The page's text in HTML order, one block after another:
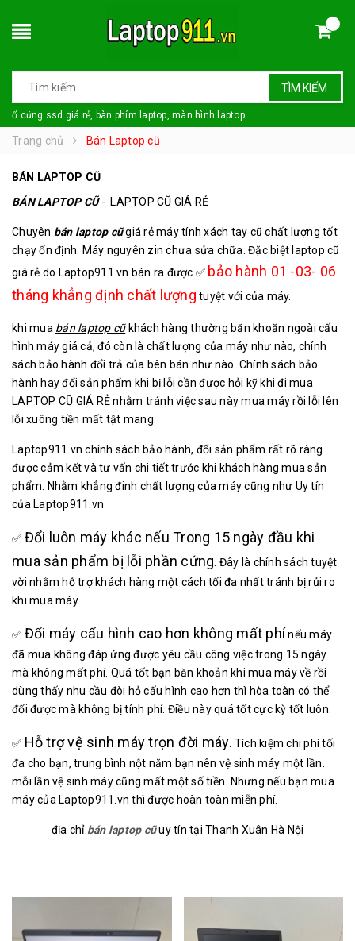
TÌM KIẾM
ổ cứng ssd giá rẻ, bàn phím laptop, màn hình laptop
Trang chủ Bán Laptop cũ
BÁN LAPTOP CŨ
BÁN LAPTOP CŨ- LAPTOP CŨ GIÁ RẺ
Chuyên bán laptop cũgiá rẻ máy tính xách tay cũ chất lượng tốt
chạy ổn định. Máy nguyên zin chưa sửa chữa. Đặc biệt laptop cũ
giá rẻ do Laptop911.vn bán ra được ✅ bảo hành 01 -03- 06
tháng khẳng định chất lượng tuyệt với của máy.
khi mua bán laptop cũkhách hàng thường băn khoăn ngoài cấu
hình máy giá cả, đó còn là chất lượng của máy như nào, chính
sách bảo hành đổi trả của bên bán như nào. Chính sách bảo
hành hay đổi sản phẩm khi bị lỗi cần được hỏi kỹ khi đi mua
LAPTOP CŨ GIÁ RẺ nhằm tránh việc sau này mua máy rồi lỗi lên
lỗi xuông tiền mất tật mang.
Laptop911.vn chính sách bảo hành, đổi sản phẩm rất rõ ràng
được cảm kết và tư vấn chi tiết trước khi khách hàng mua sản
phẩm. Nhằm khẳng đinh chất lượng của máy cũng như Uy tín
của Laptop911.vn
✅ Đổi luôn máy khác nếu Trong 15 ngày đầu khi
mua sản phẩm bị lỗi phần cứng . Đây là chính sách tuyệt
vời nhằm hỗ trợ khách hàng một cách tối đa nhất tránh bị rủi ro
khi mua máy.
✅ Đổi máy cấu hình cao hơn không mất phínếu máy
đã mua không đáp ứng được yêu cầu công việc trong 15 ngày
mà không mất phí. Quá tốt bạn băn khoản khi mua máy về rồi
dùng thấy nhu cầu đòi hỏ cấu hình cao hơn thì hòa toàn có thể
đổi được mà không bị tính phí. Điều này quá tốt cực kỳ tốt luôn.
✅ Hỗ trợ vệ sinh máy trọn đời máy . Tích kiệm chi phí tối
đa cho bạn, trung bình nột năm bạn nên vệ sinh máy một lần.
mỗi lần vệ sinh máy cũng mất một số tiền. Nhưng nếu bạn mua
máy của Laptop911.vn thì được hoàn toàn miễn phí.
địa chỉ bán laptop cũuy tín tại Thanh Xuân Hà Nội